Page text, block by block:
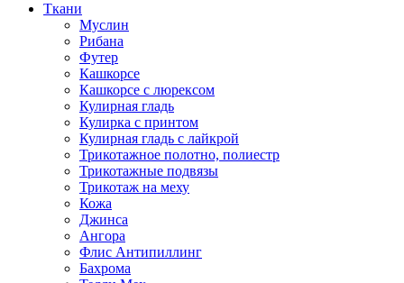
Ткани
Муслин
Рибана
Футер
Кашкорсе
Кашкорсе с люрексом
Кулирная гладь
Кулирка с принтом
Кулирная гладь с лайкрой
Трикотажное полотно, полиестр
Трикотажные подвязы
Трикотаж на меху
Кожа
Джинса
Ангора
Флис Антипиллинг
Бахрома